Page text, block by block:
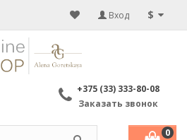
$
Вход
+375 (33) 333-80-08
Заказать звонок
0